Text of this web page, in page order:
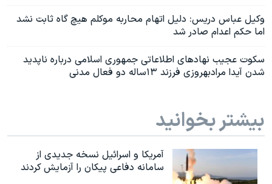
وکیل عباس دریس: دلیل اتهام محاربه موکلم هیچ گاه ثابت نشد
اما حکم اعدام صادر شد
سکوت عجیب نهادهای اطلاعاتی جمهوری اسلامی درباره ناپدید
شدن آیدا مرادبهروزی فرزند ۱۳ساله دو فعال مدنی
بیشتر بخوانید
آمریکا و اسرائیل نسخه جدیدی از
سامانه دفاعی پیکان را آزمایش کردند